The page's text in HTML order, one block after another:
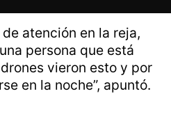
atención en la reja,
persona que está
vieron esto y por
en la noche”, apuntó.